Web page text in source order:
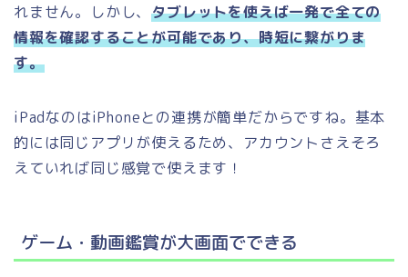
れません。しかし、タブレットを使えば一発で全ての
情報を確認することが可能であり、時短に繋がりま
す。
iPadなのはiPhoneとの連携が簡単だからですね。基本
的には同じアプリが使えるため、アカウントさえそろ
えていれば同じ感覚で使えます！
ゲーム・動画鑑賞が大画面でできる